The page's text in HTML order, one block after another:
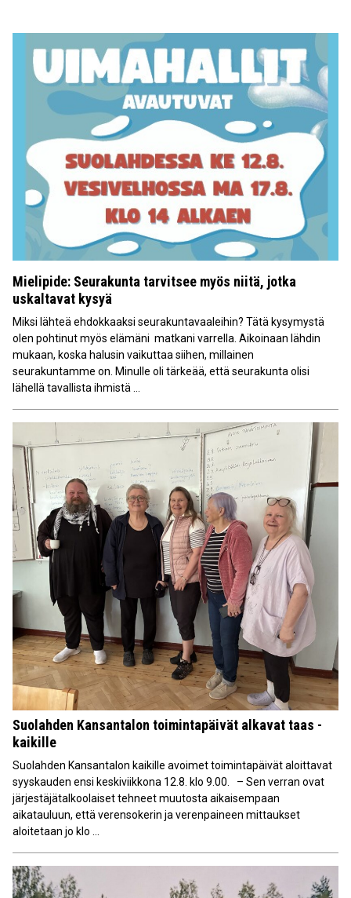
Mielipide: Seurakunta tarvitsee myös niitä, jotka
uskaltavat kysyä
Miksi lähteä ehdokkaaksi seurakuntavaaleihin? Tätä kysymystä
olen pohtinut myös elämäni matkani varrella. Aikoinaan lähdin
mukaan, koska halusin vaikuttaa siihen, millainen
seurakuntamme on. Minulle oli tärkeää, että seurakunta olisi
lähellä tavallista ihmistä ...
Suolahden Kansantalon toimintapäivät alkavat taas -
kaikille
Suolahden Kansantalon kaikille avoimet toimintapäivät aloittavat
syyskauden ensi keskiviikkona 12.8. klo 9.00. – Sen verran ovat
järjestäjätalkoolaiset tehneet muutosta aikaisempaan
aikatauluun, että verensokerin ja verenpaineen mittaukset
aloitetaan jo klo ...